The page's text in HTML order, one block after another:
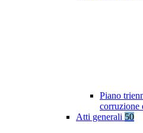
Piano
corruzione
Atti generali 50